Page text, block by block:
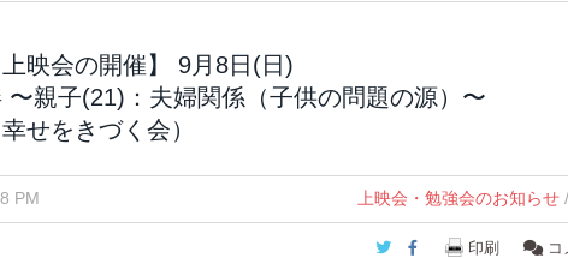
上映会の開催】 9月8日(日)
〜親子(21)：夫婦関係（子供の問題の源）〜
幸せをきづく会）
PM 上映会・勉強会のお知らせ/
Twitter
Facebook
印刷 コ